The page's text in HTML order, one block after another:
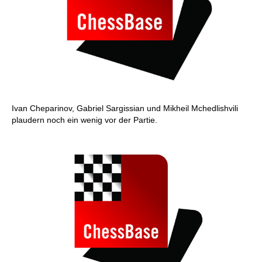
Ivan Cheparinov, Gabriel Sargissian und Mikheil Mchedlishvili
plaudern noch ein wenig vor der Partie.